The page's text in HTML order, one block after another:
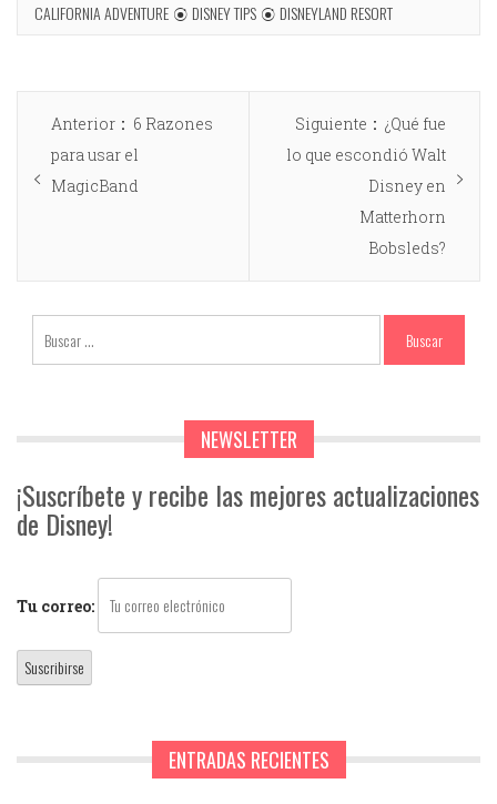
CALIFORNIA ADVENTURE DISNEY TIPS DISNEYLAND RESORT
Anterior
6 Razones
para usar el
MagicBand
Siguiente
¿Qué fue
lo que escondió Walt
Disney en
Matterhorn
Bobsleds?
NEWSLETTER
¡Suscríbete y recibe las mejores actualizaciones
de Disney!
Tu correo:
ENTRADAS RECIENTES